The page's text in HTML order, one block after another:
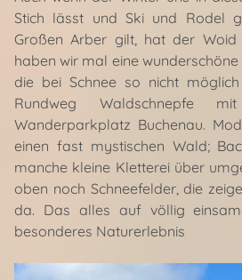
Stich lässt und Ski und Rodel
Großen Arber gilt, hat der Woid
haben wir mal eine
die bei Schnee so nicht
Rundweg Waldschnepfe
Wanderparkplatz Buchenau.
einen fast mystischen Wald;
manche kleine Kletterei über
oben noch Schneefelder, die
da. Das alles auf völlig
besonderes Naturerlebnis